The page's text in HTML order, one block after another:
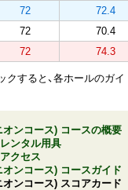
72 72.4
72 70.4
72 74.3
すると、各ホールのガイ
ンコース) コースの概要
ンタル用具
クセス
ンコース) コースガイド
ンコース) スコアカード